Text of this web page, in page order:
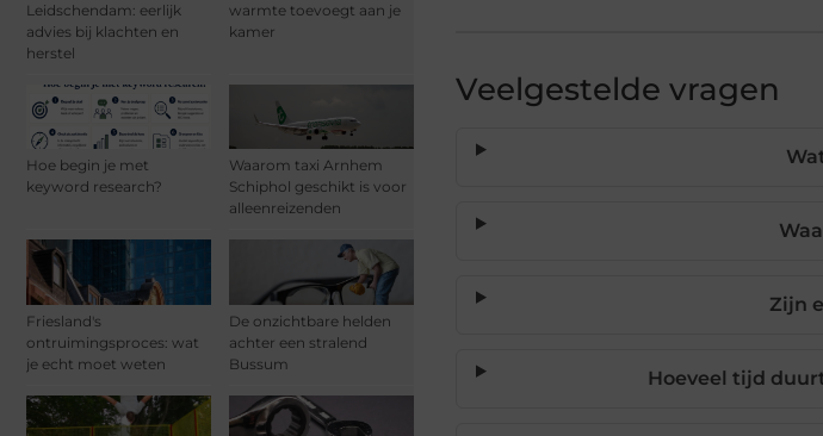
Leidschendam: eerlijk
advies bij klachten en
herstel
warmte toevoegt aan je
kamer
Hoe begin je met
keyword research?
Waarom taxi Arnhem
Schiphol geschikt is voor
alleenreizenden
Friesland's
ontruimingsproces: wat
je echt moet weten
De onzichtbare helden
achter een stralend
Bussum
Veelgestelde vragen
Zijn
Hoeveel tijd